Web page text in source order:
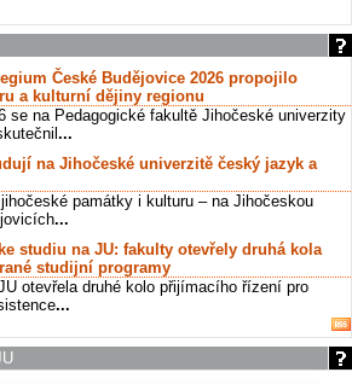
České Budějovice 2026 propojilo
a kulturní dějiny regionu
se na Pedagogické fakultě Jihočeské univerzity
...
na Jihočeské univerzitě český jazyk a
památky i kulturu – na Jihočeskou
...
studiu na JU: fakulty otevřely druhá kola
studijní programy
otevřela druhé kolo přijímacího řízení pro
...